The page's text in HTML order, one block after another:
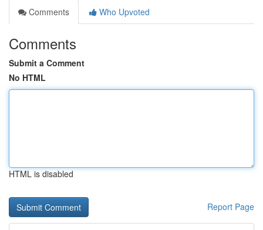
Comments
Who Upvoted
Comments
Submit a Comment
No HTML
HTML is disabled
Report Page